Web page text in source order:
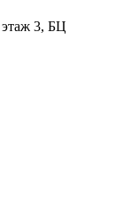
этаж 3, БЦ